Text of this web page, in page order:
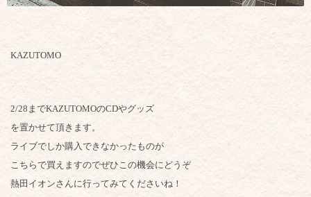
KAZUTOMO
2/28までKAZUTOMOのCDやグッズ
を置かせて頂きます。
ライブでしか購入できなかったものが
こちらで買えますのでぜひこの機会にどうぞ
熱田イオンさんに行ってみてくださいね！